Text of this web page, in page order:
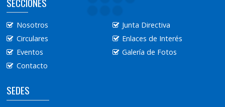
Nosotros
Junta Directiva
Circulares
Enlaces de Interés
Eventos
Galería de Fotos
Contacto
SEDES